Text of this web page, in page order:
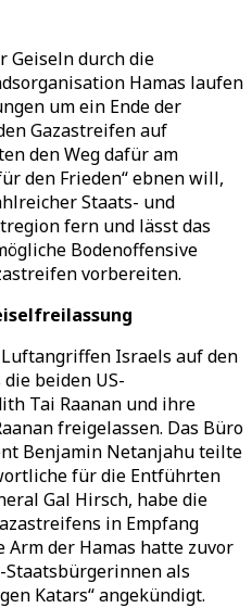
Geiseln durch die
Hamas laufen
um ein Ende der
Gazastreifen auf
den Weg dafür am
den Frieden“ ebnen will,
Staats- und
fern und lässt das
Bodenoffensive
vorbereiten.
Israels auf den
beiden US-
Tai Raanan und ihre
freigelassen. Das Büro
Benjamin Netanjahu teilte
für die Entführten
Gal Hirsch, habe die
in Empfang
der Hamas hatte zuvor
Staatsbürgerinnen als
Katars“ angekündigt.